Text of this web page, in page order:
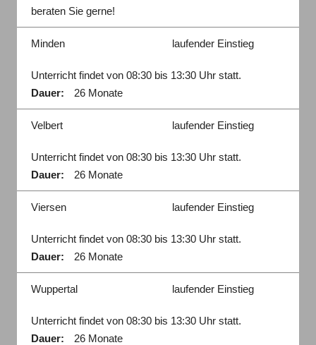
beraten Sie gerne!
Minden laufender Einstieg
Unterricht findet von 08:30 bis 13:30 Uhr statt.
Dauer:
26 Monate
Velbert laufender Einstieg
Unterricht findet von 08:30 bis 13:30 Uhr statt.
Dauer:
26 Monate
Viersen laufender Einstieg
Unterricht findet von 08:30 bis 13:30 Uhr statt.
Dauer:
26 Monate
Wuppertal laufender Einstieg
Unterricht findet von 08:30 bis 13:30 Uhr statt.
Dauer:
26 Monate